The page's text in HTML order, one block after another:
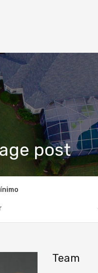
post
Team